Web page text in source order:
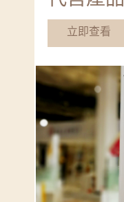
立即查看